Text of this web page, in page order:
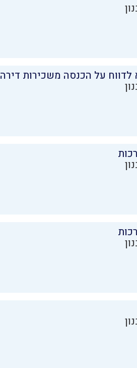
על הכנסה משכירות דירה